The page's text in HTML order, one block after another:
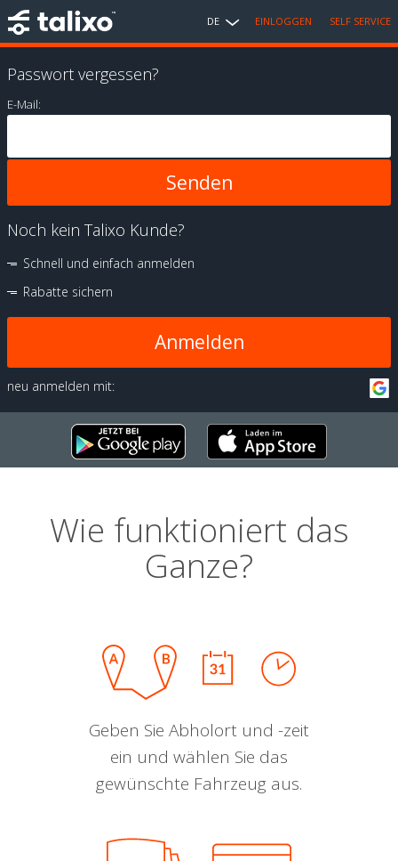
DE EINLOGGEN SELF SERVICE
Passwort vergessen?
E-Mail:
Noch kein Talixo Kunde?
Schnell und einfach anmelden
Rabatte sichern
Anmelden
neu anmelden mit:
Wie funktioniert das
Ganze?
Geben Sie Abholort und -zeit
ein und wählen Sie das
gewünschte Fahrzeug aus.